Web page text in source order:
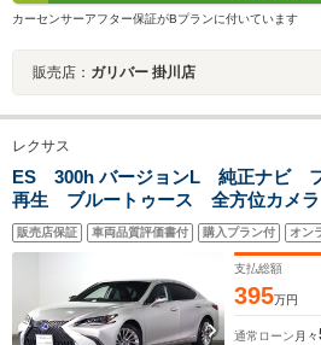
カーセンサーアフター保証がBプランに付いています
販売店： ガリバー 掛川店
レクサス
ES 300h バージョンL 純正ナビ
再生 ブルートゥース 全方位カメ
コ LEDオートライト ブラインドス
ト サンルーフ レーダークルーズ
販売店保証 車両品質評価書付 購入プラン付 オン
支払総額
395万円
通常ローン 月々